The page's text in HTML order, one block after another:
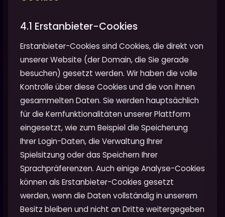
4.1 Erstanbieter-Cookies
Erstanbieter-Cookies sind Cookies, die direkt von
unserer Website (der Domain, die Sie gerade
besuchen) gesetzt werden. Wir haben die volle
Kontrolle über diese Cookies und die von ihnen
gesammelten Daten. Sie werden hauptsächlich
für die Kernfunktionalitäten unserer Plattform
eingesetzt, wie zum Beispiel die Speicherung
Ihrer Login-Daten, die Verwaltung Ihrer
Spielsitzung oder das Speichern Ihrer
Sprachpräferenzen. Auch einige Analyse-Cookies
können als Erstanbieter-Cookies gesetzt
werden, wenn die Daten vollständig in unserem
Besitz bleiben und nicht an Dritte weitergegeben